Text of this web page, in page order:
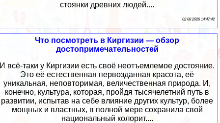
стоянки древних людей....
02 08 2026 14:47:42
Что посмотреть в Киргизии — обзор
достопримечательностей
И всё-таки у Киргизии есть своё неотъемлемое достояние.
Это её естественная первозданная красота, её
уникальная, неповторимая, величественная природа. И,
конечно, культура, которая, пройдя тысячелетний путь в
развитии, испытав на себе влияние других культур, более
мощных и властных, в полной мере сохранила свой
национальный колорит....